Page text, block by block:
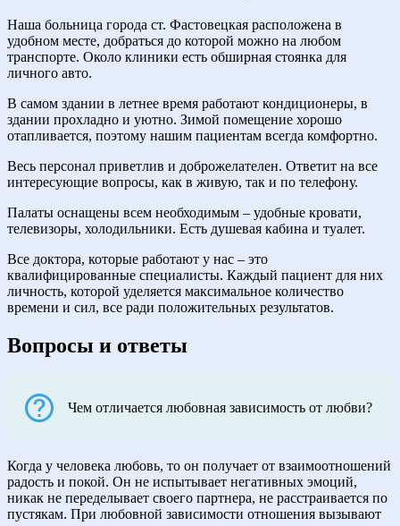
Наша больница города ст. Фастовецкая расположена в
удобном месте, добраться до которой можно на любом
транспорте. Около клиники есть обширная стоянка для
личного авто.
В самом здании в летнее время работают кондиционеры, в
здании прохладно и уютно. Зимой помещение хорошо
отапливается, поэтому нашим пациентам всегда комфортно.
Весь персонал приветлив и доброжелателен. Ответит на все
интересующие вопросы, как в живую, так и по телефону.
Палаты оснащены всем необходимым – удобные кровати,
телевизоры, холодильники. Есть душевая кабина и туалет.
Все доктора, которые работают у нас – это
квалифицированные специалисты. Каждый пациент для них
личность, которой уделяется максимальное количество
времени и сил, все ради положительных результатов.
Вопросы и ответы
Чем отличается любовная зависимость от любви?
Когда у человека любовь, то он получает от взаимоотношений
радость и покой. Он не испытывает негативных эмоций,
никак не переделывает своего партнера, не расстраивается по
пустякам. При любовной зависимости отношения вызывают